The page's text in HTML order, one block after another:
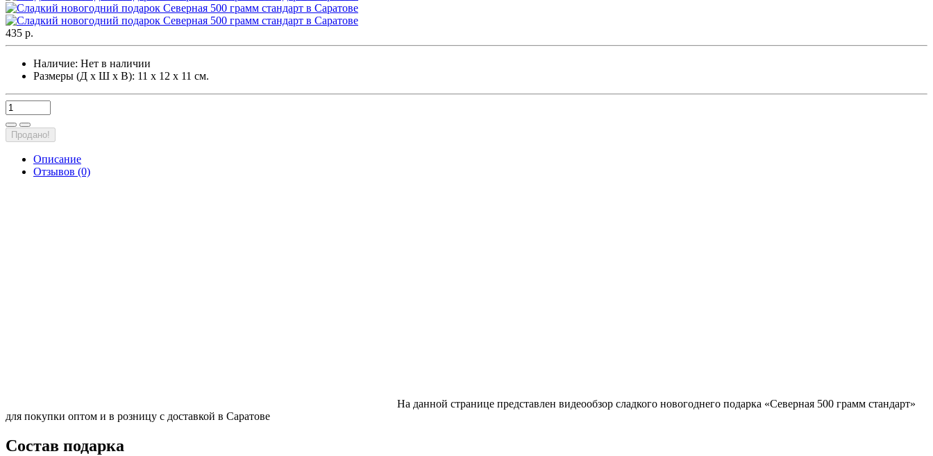
435 р.
Наличие: Нет в наличии
Размеры (Д х Ш х В): 11 х 12 х 11 см.
Продано!
Описание
Отзывов (0)
На данной странице представлен видеообзор сладкого новогоднего подарка «Северная 500 грамм стандарт»
для покупки оптом и в розницу с доставкой в Саратове
Состав подарка